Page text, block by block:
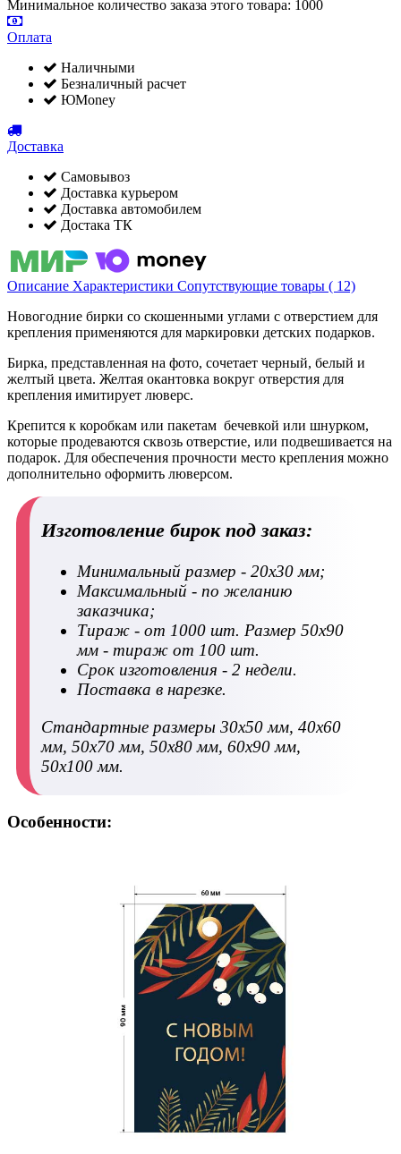
Минимальное количество заказа этого товара: 1000
Оплата
Наличными
Безналичный расчет
ЮMoney
Доставка
Самовывоз
Доставка курьером
Доставка автомобилем
Достака ТК
Описание Характеристики Сопутствующие товары ( 12)
Новогодние бирки со скошенными углами с отверстием для
крепления применяются для маркировки детских подарков.
Бирка, представленная на фото, сочетает черный, белый и
желтый цвета. Желтая окантовка вокруг отверстия для
крепления имитирует люверс.
Крепится к коробкам или пакетам бечевкой или шнурком,
которые продеваются сквозь отверстие, или подвешивается на
подарок. Для обеспечения прочности место крепления можно
дополнительно оформить люверсом.
Изготовление бирок под заказ:
Минимальный размер - 20х30 мм;
Максимальный - по желанию
заказчика;
Тираж - от 1000 шт. Размер 50х90
мм - тираж от 100 шт.
Срок изготовления - 2 недели.
Поставка в нарезке.
Стандартные размеры 30х50 мм, 40х60
мм, 50х70 мм, 50х80 мм, 60х90 мм,
50х100 мм.
Особенности: